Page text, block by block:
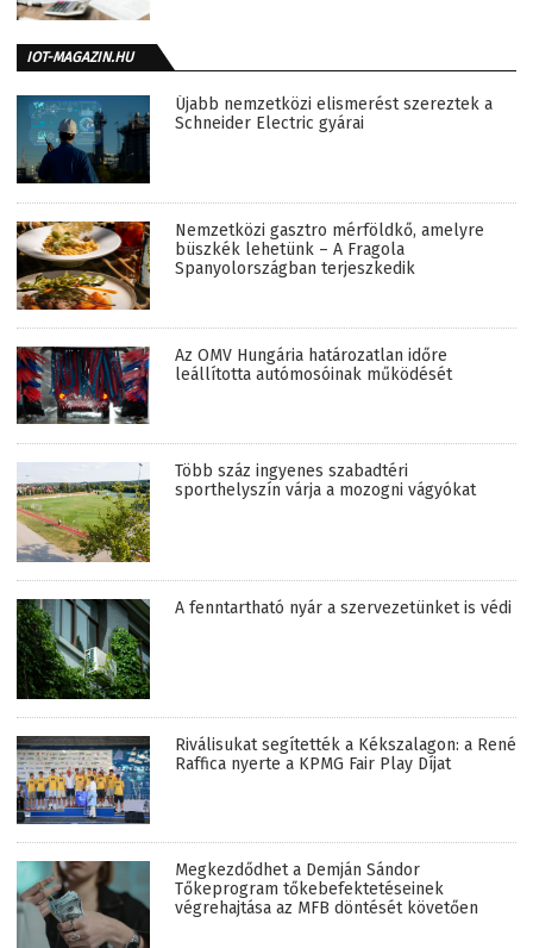
IOT-MAGAZIN.HU
Újabb nemzetközi elismerést szereztek a
Schneider Electric gyárai
Nemzetközi gasztro mérföldkő, amelyre
büszkék lehetünk – A Fragola
Spanyolországban terjeszkedik
Az OMV Hungária határozatlan időre
leállította autómosóinak működését
Több száz ingyenes szabadtéri
sporthelyszín várja a mozogni vágyókat
A fenntartható nyár a szervezetünket is védi
Riválisukat segítették a Kékszalagon: a René
Raffica nyerte a KPMG Fair Play Díjat
Megkezdődhet a Demján Sándor
Tőkeprogram tőkebefektetéseinek
végrehajtása az MFB döntését követően